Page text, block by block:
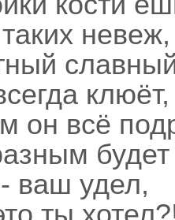
невеж,
клюёт,
он всё
ваш удел,